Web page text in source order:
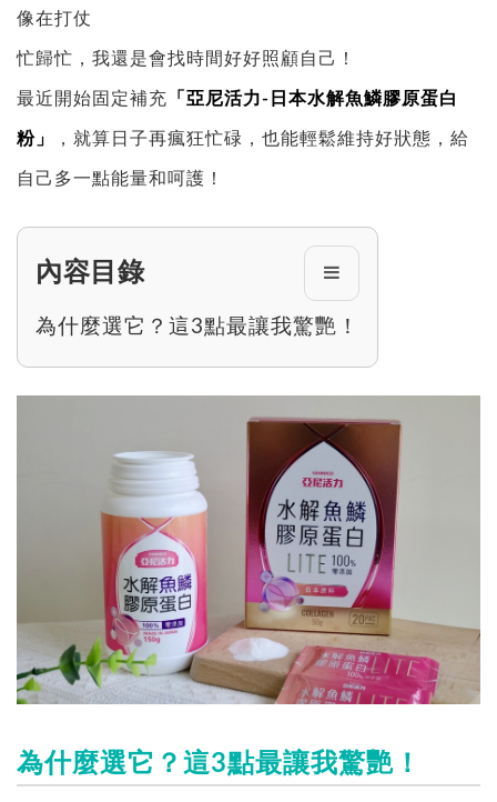
像在打仗
忙歸忙，我還是會找時間好好照顧自己！
最近開始固定補充 「亞尼活力-日本水解魚鱗膠原蛋白
粉」 ，就算日子再瘋狂忙碌，也能輕鬆維持好狀態，給
自己多一點能量和呵護！
內容目錄
為什麼選它？這3點最讓我驚艷！
為什麼選它？這3點最讓我驚艷！